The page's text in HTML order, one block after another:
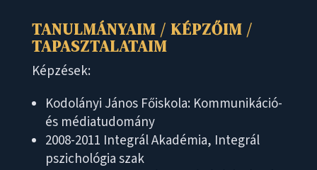
TANULMÁNYAIM / KÉPZŐIM /
TAPASZTALATAIM
Képzések:
Kodolányi János Főiskola: Kommunikáció-
és médiatudomány
2008-2011 Integrál Akadémia, Integrál
pszichológia szak